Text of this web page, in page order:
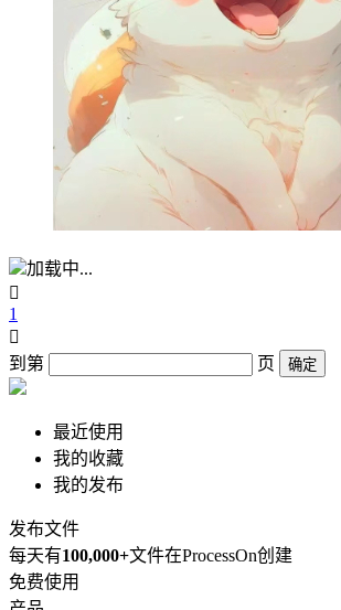
加载中...

1

到第
页 确定
最近使用
我的收藏
我的发布
发布文件
每天有100,000+文件在ProcessOn创建
免费使用